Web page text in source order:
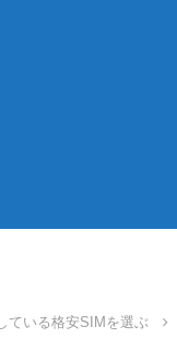
ている格安SIMを選ぶ